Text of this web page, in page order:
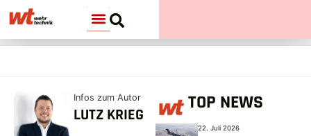
Infos zum Autor
LUTZ KRIEG
TOP NEWS
22. Juli 2026